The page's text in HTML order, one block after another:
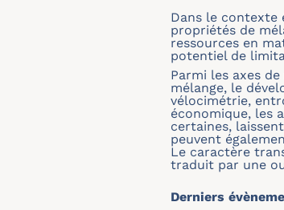
Dans le contexte
propriétés de
ressources en
potentiel de
Parmi les axes
mélange, le
vélocimétrie,
économique, les
certaines,
peuvent
Le caractère
traduit par une
Derniers